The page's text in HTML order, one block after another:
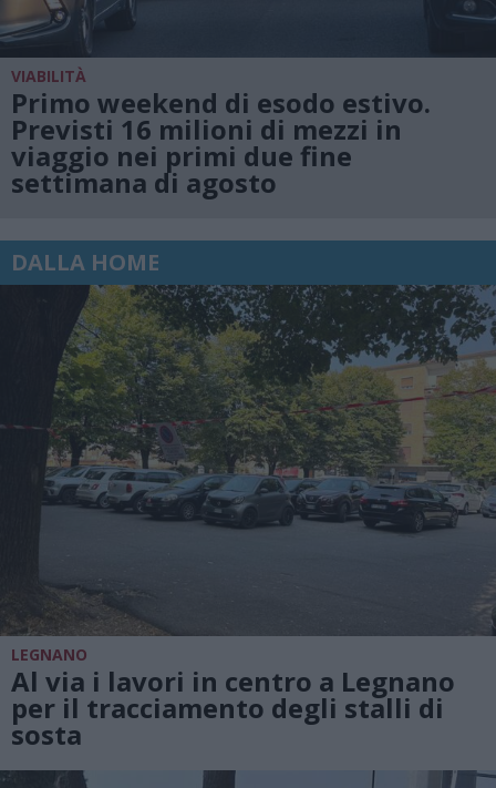
VIABILITÀ
Primo weekend di esodo estivo.
Previsti 16 milioni di mezzi in
viaggio nei primi due fine
settimana di agosto
DALLA HOME
LEGNANO
Al via i lavori in centro a Legnano
per il tracciamento degli stalli di
sosta